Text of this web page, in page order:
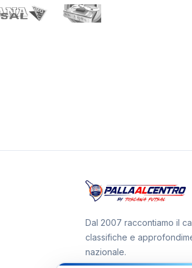
Dal 2007 raccontiamo il
classifiche e
nazionale.